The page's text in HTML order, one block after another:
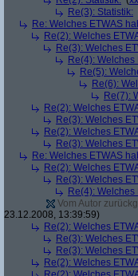
Re(3): Statistik:
Re: Welches ETWAS
Re(2): Welches
Re(3): Welches
Re(4):
Re(5):
Re(6):
Re(7):
Re(2): Welches
Re(3): Welches
Re(2): Welches
Re(3): Welches
Re: Welches ETWAS
Re(2): Welches
Re(3): Welches
Re(4):
Vom Autor
23.12.2008, 13:39:59)
Re(2): Welches
Re(3): Welches
Re(3): Welches
Re(2): Welches